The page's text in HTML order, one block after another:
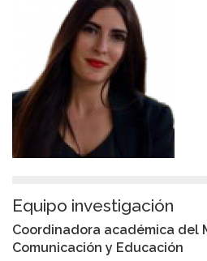
Equipo investigación
Coordinadora académica del
Comunicación y Educación